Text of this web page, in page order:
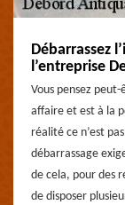
Débarrassez
l’entreprise
Vous pensez
affaire et est à la
réalité ce n’est
débarrassage
de cela, pour des
de disposer